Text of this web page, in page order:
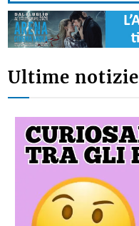
Ultime notizie